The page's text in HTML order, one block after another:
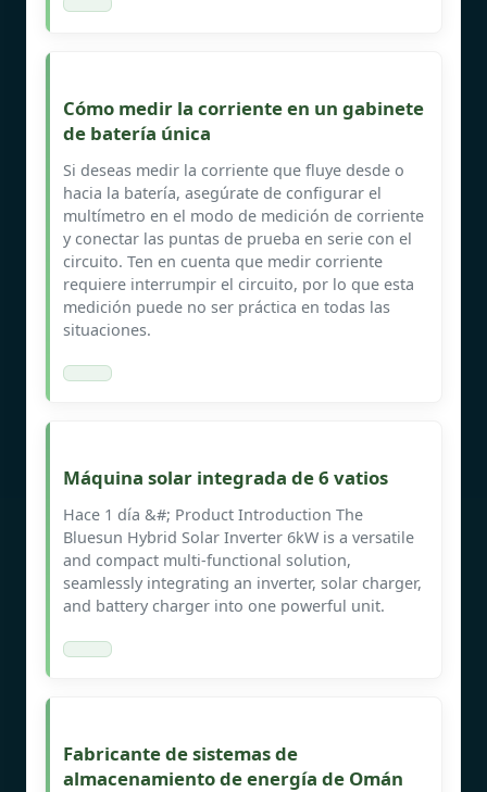
Cómo medir la corriente en un gabinete
de batería única
Si deseas medir la corriente que fluye desde o
hacia la batería, asegúrate de configurar el
multímetro en el modo de medición de corriente
y conectar las puntas de prueba en serie con el
circuito. Ten en cuenta que medir corriente
requiere interrumpir el circuito, por lo que esta
medición puede no ser práctica en todas las
situaciones.
Máquina solar integrada de 6 vatios
Hace 1 día &#; Product Introduction The
Bluesun Hybrid Solar Inverter 6kW is a versatile
and compact multi-functional solution,
seamlessly integrating an inverter, solar charger,
and battery charger into one powerful unit.
Fabricante de sistemas de
almacenamiento de energía de Omán